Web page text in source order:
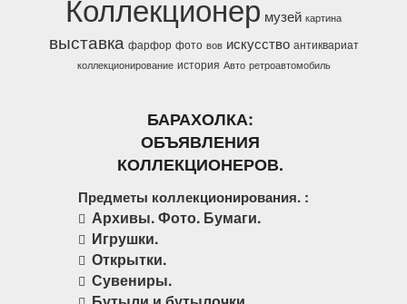
Коллекционер музей картина
выставка фарфор фото вов искусство антиквариат
коллекционирование история Авто ретроавтомобиль
БАРАХОЛКА:
ОБЪЯВЛЕНИЯ
КОЛЛЕКЦИОНЕРОВ.
Предметы коллекционирования. :
Архивы. Фото. Бумаги.
Игрушки.
Открытки.
Сувениры.